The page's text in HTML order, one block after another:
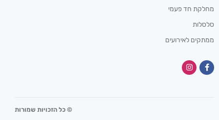
מחלקת חד פעמי
סלסלות
ממתקים לאירועים
© כל הזכויות שמורות